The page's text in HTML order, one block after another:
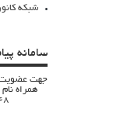
شبکه
سامانه
همراه